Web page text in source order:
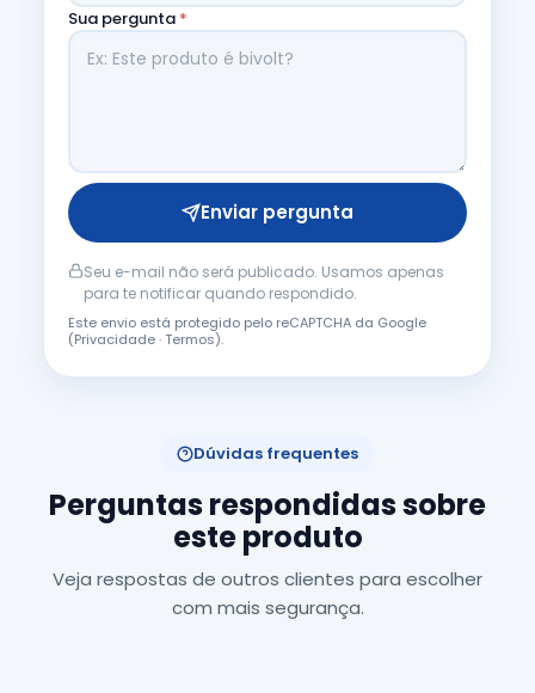
Sua pergunta *
Enviar pergunta
Seu e-mail não será publicado. Usamos apenas
para te notificar quando respondido.
Este envio está protegido pelo reCAPTCHA da Google
(Privacidade·Termos).
Dúvidas frequentes
Perguntas respondidas sobre
este produto
Veja respostas de outros clientes para escolher
com mais segurança.